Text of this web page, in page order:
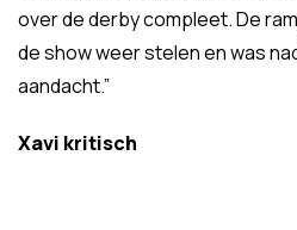
over de derby compleet. De
de show weer stelen en was
aandacht.”
Xavi kritisch